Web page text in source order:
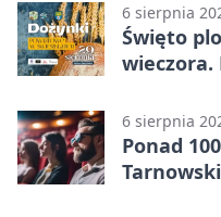
6 sierpnia
Święto
wieczora.
6 sierpnia
Ponad